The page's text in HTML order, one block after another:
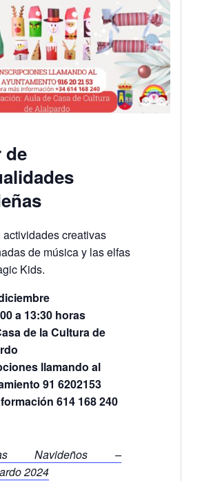
de
creativas
de música y las elfas
Kids.
a 13:30 horas
de la Cultura de
llamando al
91 6202153
614 168 240
Navideños –
2024